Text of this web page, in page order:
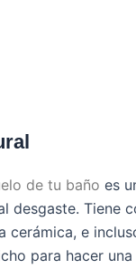
de tu baño es
desgaste.
cerámica, e
para hacer